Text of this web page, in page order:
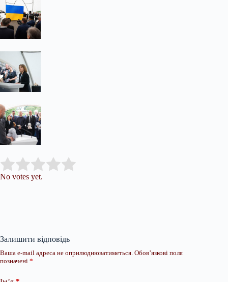
Rate this item:
No votes yet.
Залишити відповідь
Ваша e-mail адреса не оприлюднюватиметься. Обов’язкові поля
позначені *